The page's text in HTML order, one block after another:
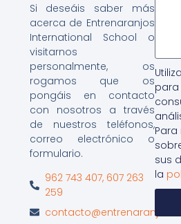
Si deseáis saber más
acerca de Entrenaranjos
International School o
visitarnos
personalmente, os
rogamos que os
pongáis en contacto
con nosotros a través
de nuestros teléfonos,
correo electrónico o
formulario.
962 743 407, 607 263
259
sus
la